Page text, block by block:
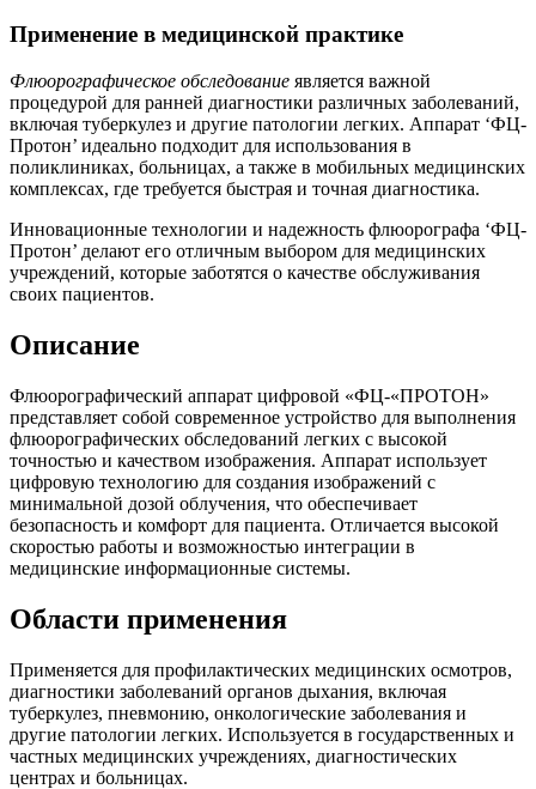
Применение в медицинской практике
Флюорографическое обследование является важной
процедурой для ранней диагностики различных заболеваний,
включая туберкулез и другие патологии легких. Аппарат ‘ФЦ-
Протон’ идеально подходит для использования в
поликлиниках, больницах, а также в мобильных медицинских
комплексах, где требуется быстрая и точная диагностика.
Инновационные технологии и надежность флюорографа ‘ФЦ-
Протон’ делают его отличным выбором для медицинских
учреждений, которые заботятся о качестве обслуживания
своих пациентов.
Описание
Флюорографический аппарат цифровой «ФЦ-«ПРОТОН»
представляет собой современное устройство для выполнения
флюорографических обследований легких с высокой
точностью и качеством изображения. Аппарат использует
цифровую технологию для создания изображений с
минимальной дозой облучения, что обеспечивает
безопасность и комфорт для пациента. Отличается высокой
скоростью работы и возможностью интеграции в
медицинские информационные системы.
Области применения
Применяется для профилактических медицинских осмотров,
диагностики заболеваний органов дыхания, включая
туберкулез, пневмонию, онкологические заболевания и
другие патологии легких. Используется в государственных и
частных медицинских учреждениях, диагностических
центрах и больницах.